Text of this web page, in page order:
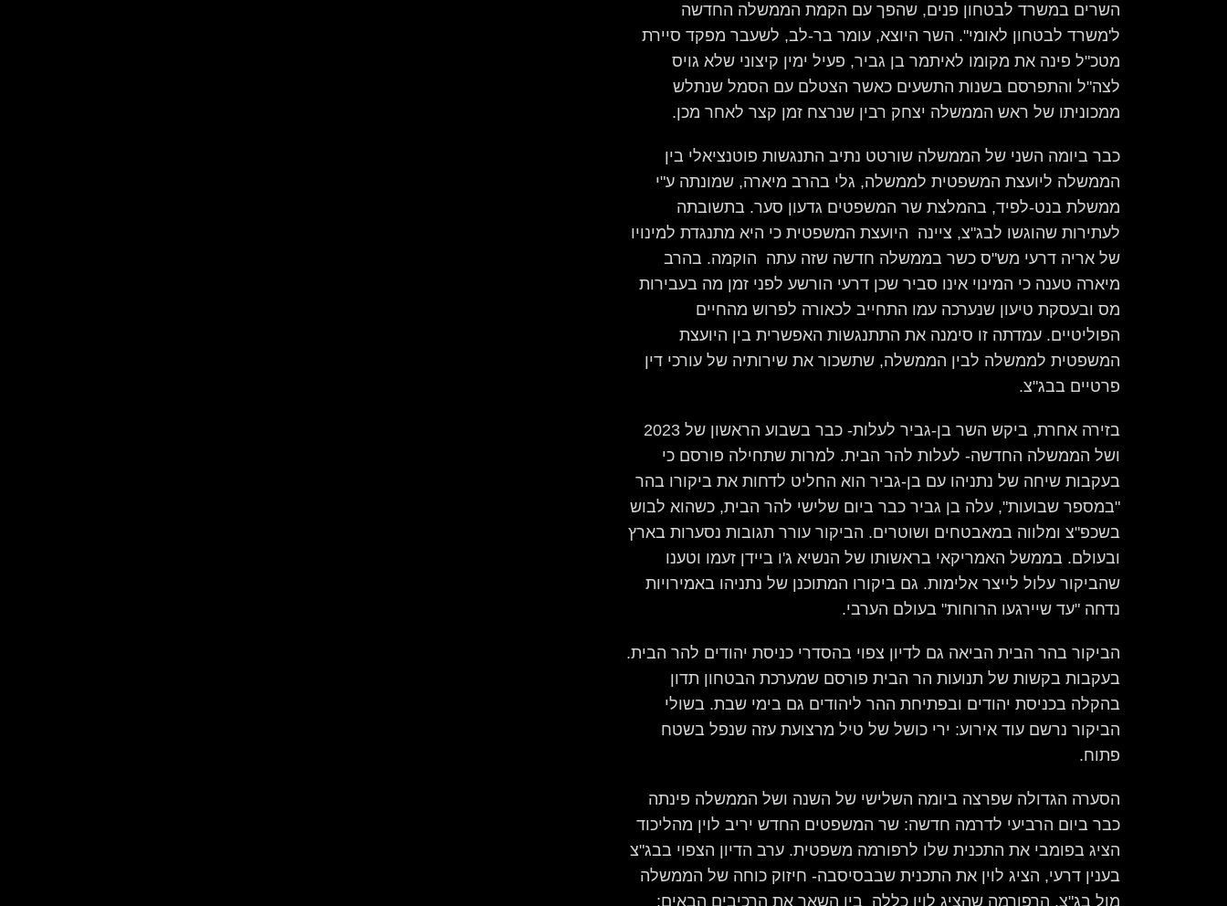
השרים במשרד לבטחון פנים, שהפך עם הקמת הממשלה החדשה
ל'משרד לבטחון לאומי". השר היוצא, עומר בר-לב, לשעבר מפקד סיירת
מטכ"ל פינה את מקומו לאיתמר בן גביר, פעיל ימין קיצוני שלא גויס
לצה"ל והתפרסם בשנות התשעים כאשר הצטלם עם הסמל שנתלש
ממכוניתו של ראש הממשלה יצחק רבין שנרצח זמן קצר לאחר מכן.
כבר ביומה השני של הממשלה שורטט נתיב התנגשות פוטנציאלי בין
הממשלה ליועצת המשפטית לממשלה, גלי בהרב מיארה, שמונתה ע"י
ממשלת בנט-לפיד, בהמלצת שר המשפטים גדעון סער. בתשובתה
לעתירות שהוגשו לבג"צ, ציינה היועצת המשפטית כי היא מתנגדת למינויו
של אריה דרעי מש"ס כשר בממשלה חדשה שזה עתה הוקמה. בהרב
מיארה טענה כי המינוי אינו סביר שכן דרעי הורשע לפני זמן מה בעבירות
מס ובעסקת טיעון שנערכה עמו התחייב לכאורה לפרוש מהחיים
הפוליטיים. עמדתה זו סימנה את התתנגשות האפשרית בין היועצת
המשפטית לממשלה לבין הממשלה, שתשכור את שירותיה של עורכי דין
פרטיים בבג"צ.
בזירה אחרת, ביקש השר בן-גביר לעלות- כבר בשבוע הראשון של 2023
ושל הממשלה החדשה- לעלות להר הבית. למרות שתחילה פורסם כי
בעקבות שיחה של נתניהו עם בן-גביר הוא החליט לדחות את ביקורו בהר
"במספר שבועות", עלה בן גביר כבר ביום שלישי להר הבית, כשהוא לבוש
בשכפ"צ ומלווה במאבטחים ושוטרים. הביקור עורר תגובות נסערות בארץ
ובעולם. בממשל האמריקאי בראשותו של הנשיא ג'ו ביידן זעמו וטענו
שהביקור עלול לייצר אלימות. גם ביקורו המתוכנן של נתניהו באמירויות
נדחה "עד שיירגעו הרוחות" בעולם הערבי.
הביקור בהר הבית הביאה גם לדיון צפוי בהסדרי כניסת יהודים להר הבית.
בעקבות בקשות של תנועות הר הבית פורסם שמערכת הבטחון תדון
בהקלה בכניסת יהודים ובפתיחת ההר ליהודים גם בימי שבת. בשולי
הביקור נרשם עוד אירוע: ירי כושל של טיל מרצועת עזה שנפל בשטח
פתוח.
הסערה הגדולה שפרצה ביומה השלישי של השנה ושל הממשלה פינתה
כבר ביום הרביעי לדרמה חדשה: שר המשפטים החדש יריב לוין מהליכוד
הציג בפומבי את התכנית שלו לרפורמה משפטית. ערב הדיון הצפוי בבג"צ
בענין דרעי, הציג לוין את התכנית שבבסיסבה- חיזוק כוחה של הממשלה
מול בג"צ. הרפורמה שהציג לוין כללה בין השאר את הרכיבים הבאים: